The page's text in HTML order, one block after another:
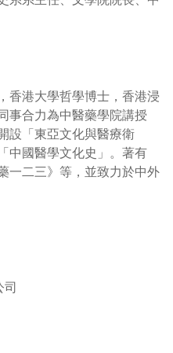
香港大學哲學博士，香港浸
事合力為中醫藥學院講授
設「東亞文化與醫療衛
中國醫學文化史」。著有
一二三》等，並致力於中外
司